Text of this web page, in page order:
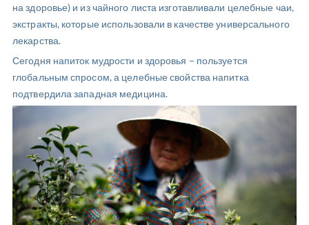
на здоровье) и из чайного листа изготавливали целебные чаи,
экстракты, которые использовали в качестве универсального
лекарства.
Сегодня напиток мудрости и здоровья – пользуется
глобальным спросом, а целебные свойства напитка
подтвердила западная медицина.